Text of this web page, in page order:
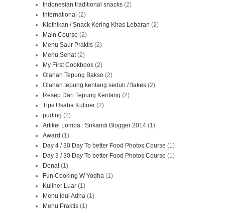
Indonesian traditional snacks (2)
International (2)
Klethikan / Snack Kering Khas Lebaran (2)
Main Course (2)
Menu Saur Praktis (2)
Menu Sehat (2)
My First Cookbook (2)
Olahan Tepung Bakso (2)
Olahan tepung kentang seduh / flakes (2)
Resep Dari Tepung Kentang (2)
Tips Usaha Kuliner (2)
puding (2)
Artikel Lomba : Srikandi Blogger 2014 (1)
Award (1)
Day 4 / 30 Day To better Food Photos Course (1)
Day 3 / 30 Day To better Food Photos Course (1)
Donat (1)
Fun Cooking W Yodha (1)
Kuliner Luar (1)
Menu Idul Adha (1)
Menu Praktis (1)